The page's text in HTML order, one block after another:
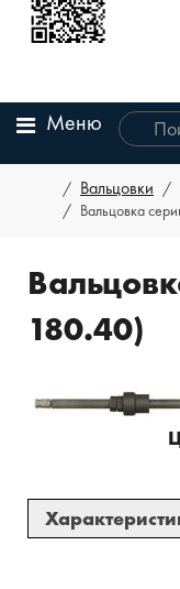
Меню
Вальцовки
Вальцовка
180.40)